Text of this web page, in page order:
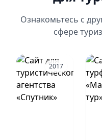
Ознакомьтесь с
сфере
2017